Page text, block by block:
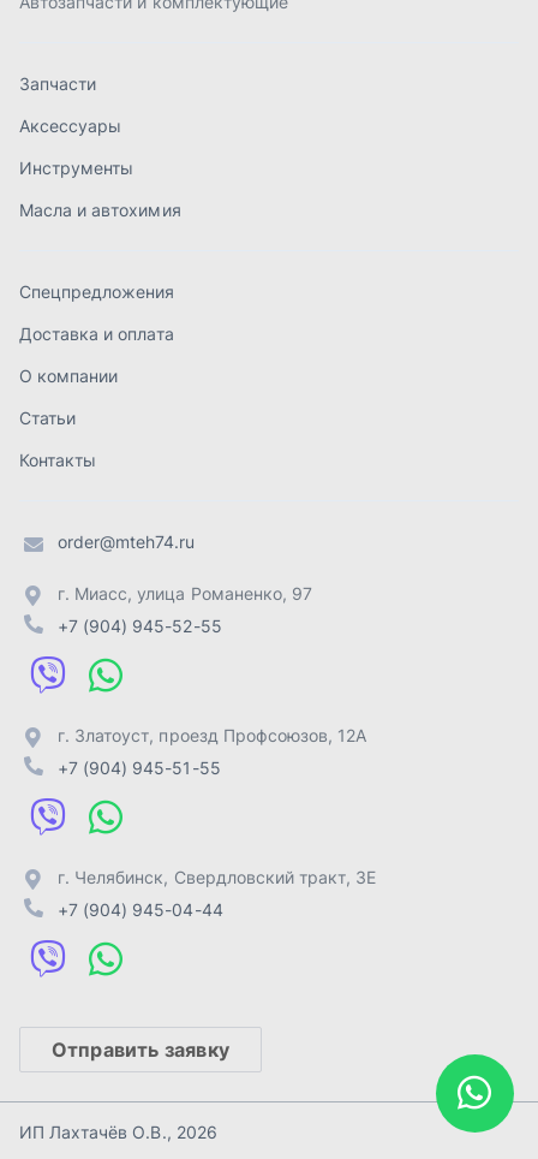
Доставка и оплата
Контакты
order@mteh74.ru
+7 (904) 945-52-55
г. Златоуст
г. Челябинск
+7 (904) 945-04-44
Отправить заявку
ИП Лахтачёв О.В.
Разработка -